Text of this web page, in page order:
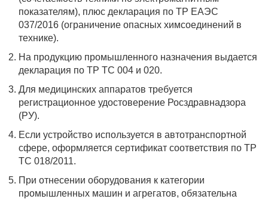
показателям), плюс декларация по ТР ЕАЭС
037/2016 (ограничение опасных химсоединений в
технике).
На продукцию промышленного назначения выдается
декларация по ТР ТС 004 и 020.
Для медицинских аппаратов требуется
регистрационное удостоверение Росздравнадзора
(РУ).
Если устройство используется в автотранспортной
сфере, оформляется сертификат соответствия по ТР
ТС 018/2011.
При отнесении оборудования к категории
промышленных машин и агрегатов, обязательна